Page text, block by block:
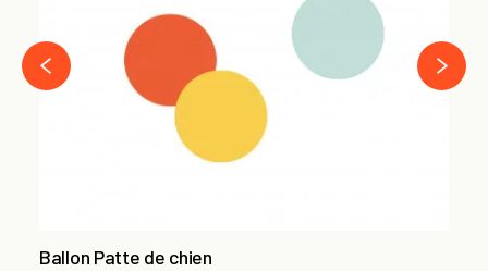
Ballon Patte de chien
‹
›